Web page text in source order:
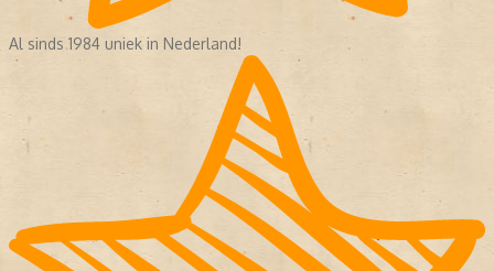
Al sinds 1984 uniek in Nederland!